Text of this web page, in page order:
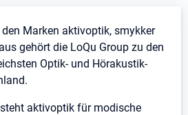
Marken aktivoptik, smykker
gehört die LoQu Group zu den
Optik- und Hörakustik-
aktivoptik für modische